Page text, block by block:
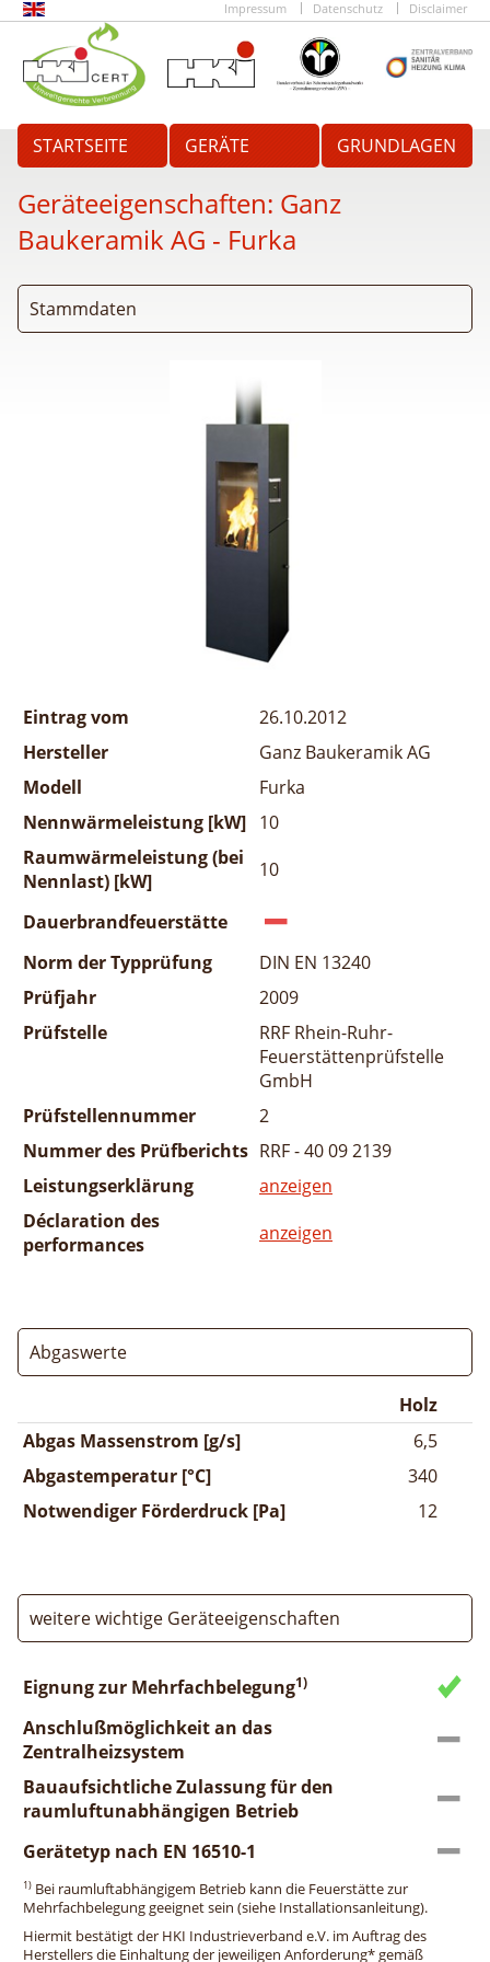
Impressum Datenschutz Disclaimer
STARTSEITE GERÄTE GRUNDLAGEN
Geräteeigenschaften: Ganz
Baukeramik AG - Furka
Stammdaten
Eintrag vom
26.10.2012
Hersteller
Ganz Baukeramik AG
Modell
Furka
Nennwärmeleistung [kW] 10
Raumwärmeleistung (bei
Nennlast) [kW]
10
Dauerbrandfeuerstätte
Norm der Typprüfung
DIN EN 13240
Prüfjahr
2009
Prüfstelle
RRF Rhein-Ruhr-
Feuerstättenprüfstelle
GmbH
Prüfstellennummer
2
Nummer des Prüfberichts RRF - 40 09 2139
Leistungserklärung
anzeigen
Déclaration des
performances
anzeigen
Abgaswerte
Holz
Abgas Massenstrom [g/s]
6,5
Abgastemperatur [°C]
340
Notwendiger Förderdruck [Pa]
12
weitere wichtige Geräteeigenschaften
Eignung zur Mehrfachbelegung1)
Anschlußmöglichkeit an das
Zentralheizsystem
Bauaufsichtliche Zulassung für den
raumluftunabhängigen Betrieb
Gerätetyp nach EN 16510-1
1) Bei raumluftabhängigem Betrieb kann die Feuerstätte zur
Mehrfachbelegung geeignet sein (siehe Installationsanleitung).
Hiermit bestätigt der HKI Industrieverband e.V. im Auftrag des
Herstellers die Einhaltung der jeweiligen Anforderung* gemäß